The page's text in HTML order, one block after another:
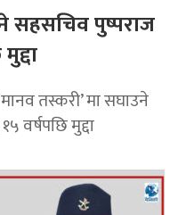
सहसचिव पुष्पराज
तस्करी’ मा सघाउने
वर्षपछि मुद्दा